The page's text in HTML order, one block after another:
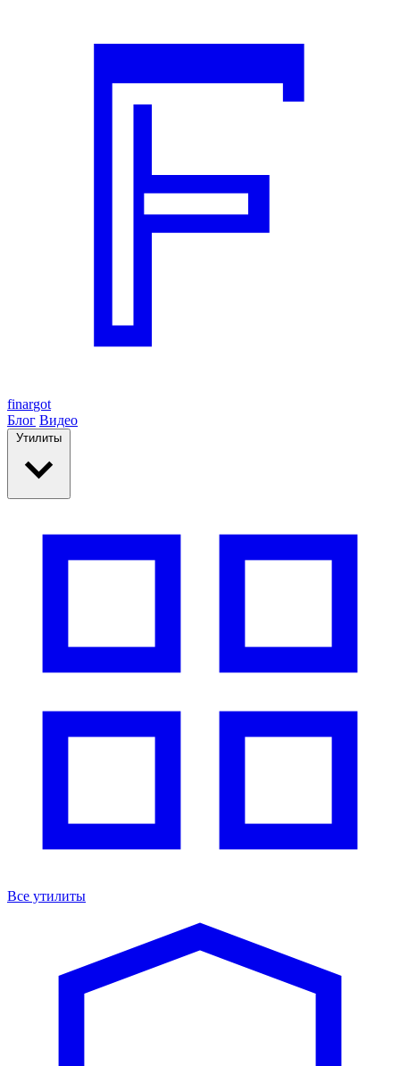
finargot
Блог Видео
Утилиты
Все утилиты